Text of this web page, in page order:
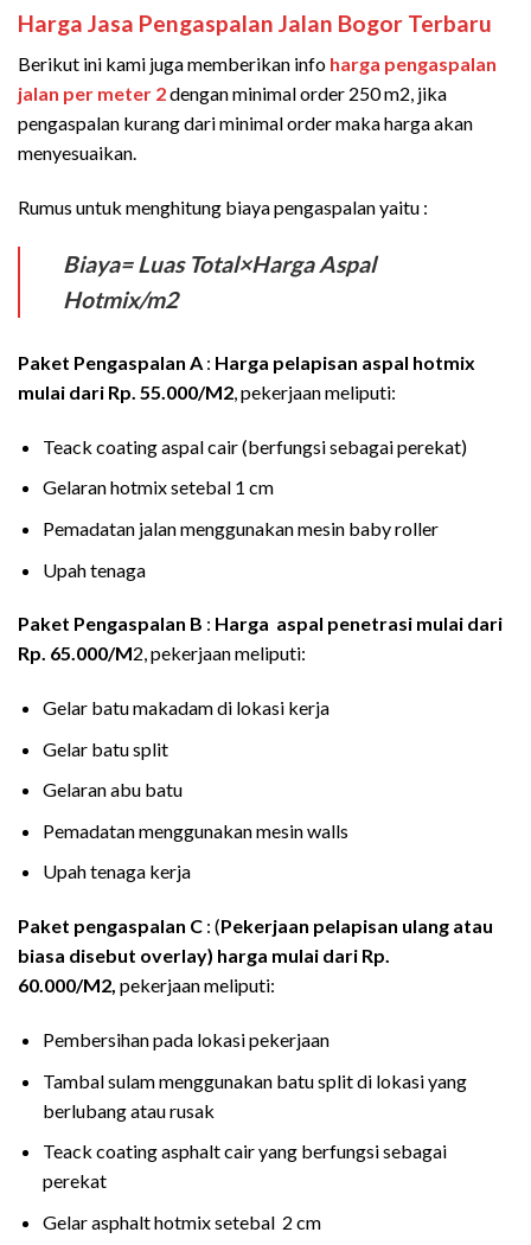
Harga Jasa Pengaspalan Jalan Bogor Terbaru
Berikut ini kami juga memberikan info harga pengaspalan
jalan per meter 2dengan minimal order 250 m2, jika
pengaspalan kurang dari minimal order maka harga akan
menyesuaikan.
Rumus untuk menghitung biaya pengaspalan yaitu :
Biaya= Luas Total×Harga Aspal
Hotmix/m2
Paket Pengaspalan A : Harga pelapisan aspal hotmix
mulai dari Rp. 55.000/M2, pekerjaan meliputi:
Teack coating aspal cair (berfungsi sebagai perekat)
Gelaran hotmix setebal 1 cm
Pemadatan jalan menggunakan mesin baby roller
Upah tenaga
Paket Pengaspalan B : Harga aspal penetrasi mulai dari
Rp. 65.000/M2, pekerjaan meliputi:
Gelar batu makadam di lokasi kerja
Gelar batu split
Gelaran abu batu
Pemadatan menggunakan mesin walls
Upah tenaga kerja
Paket pengaspalan C : (Pekerjaan pelapisan ulang atau
biasa disebut overlay) harga mulai dari Rp.
60.000/M2, pekerjaan meliputi:
Pembersihan pada lokasi pekerjaan
Tambal sulam menggunakan batu split di lokasi yang
berlubang atau rusak
Teack coating asphalt cair yang berfungsi sebagai
perekat
Gelar asphalt hotmix setebal 2 cm